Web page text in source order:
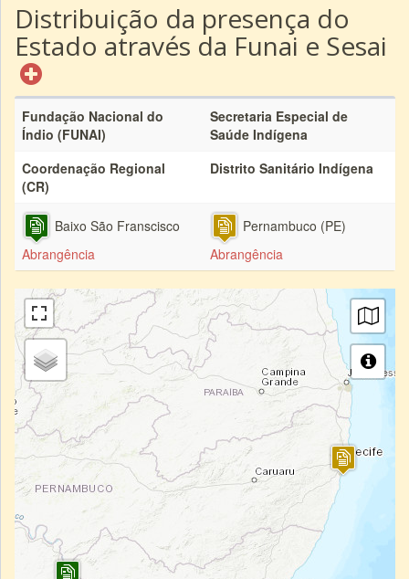
Distribuição da presença do
Estado através da Funai e Sesai
Fundação Nacional do
Índio (FUNAI)
Secretaria Especial de
Saúde Indígena
Coordenação Regional
(CR)
Distrito Sanitário Indígena
Baixo São Franscisco
Abrangência
Pernambuco (PE)
Abrangência